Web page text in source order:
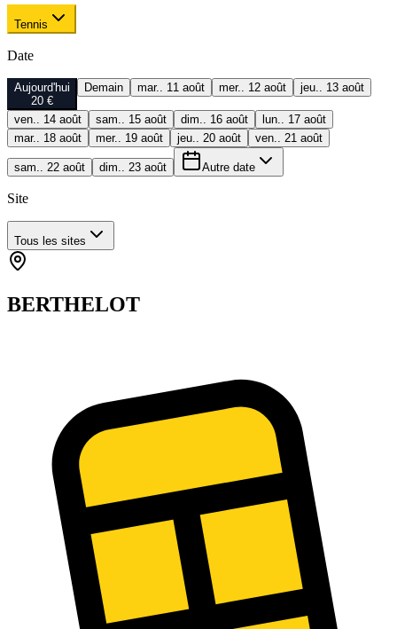
Tennis
Date
Aujourd'hui
20 €
Demain mar.. 11 août mer.. 12 août jeu.. 13 août
ven.. 14 août sam.. 15 août dim.. 16 août
lun.. 17 août
mar.. 18 août
mer.. 19 août jeu.. 20 août ven.. 21 août
sam.. 22 août dim.. 23 août Autre date
Site
Tous les sites
BERTHELOT